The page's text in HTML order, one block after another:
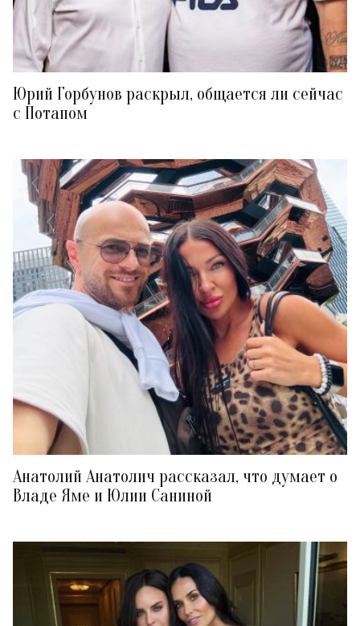
Юрий Горбунов раскрыл, общается ли сейчас
с Потапом
Анатолий Анатолич рассказал, что думает о
Владе Яме и Юлии Саниной